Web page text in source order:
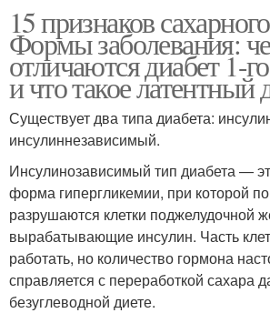
15 признаков
Формы заболевания:
отличаются диабет 1-
и что такое латентный
Существует два типа диабета:
инсулиннезависимый.
Инсулинозависимый тип диабета —
форма гипергликемии, при которой
разрушаются клетки поджелудочной
вырабатывающие инсулин. Часть
работать, но количество гормона
справляется с переработкой сахара
безуглеводной диете.